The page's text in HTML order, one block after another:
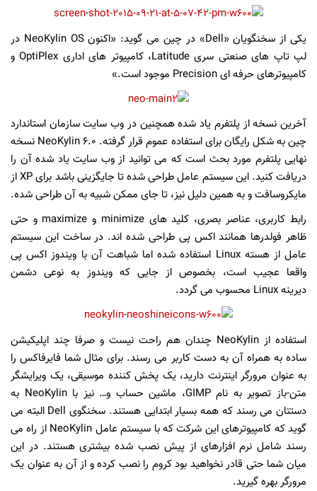
یکی از سخنگویان «Dell» در چین می گوید: «اکنون NeoKylin OS در
لپ تاپ های صنعتی سری Latitude، کامپیوتر های اداری OptiPlex و
کامپیوترهای حرفه ای Precision موجود است.»
آخرین نسخه از پلتفرم یاد شده همچنین در وب سایت سازمان استاندارد
چین به شکل رایگان برای استفاده عموم قرار گرفته. NeoKylin 6.0 نسخه
نهایی پلتفرم مورد بحث است که می توانید از وب سایت یاد شده آن را
دریافت کنید. این سیستم عامل طراحی شده تا جایگزینی باشد برای XP از
مایکروسافت و به همین دلیل نیز، تا جای ممکن شبیه به آن طراحی شده.
رابط کاربری، عناصر بصری، کلید های minimize و maximize و حتی
ظاهر فولدرها همانند اکس پی طراحی شده اند. در ساخت این سیستم
عامل از هسته Linux استفاده شده اما شباهت آن با ویندوز اکس پی
واقعا عجیب است، بخصوص از جایی که ویندوز به نوعی دشمن
دیرینه Linux محسوب می گردد.
استفاده از NeoKylin چندان هم راحت نیست و صرفا چند اپلیکیشن
ساده به همراه آن به دست کاربر می رسند. برای مثال شما فایرفاکس را
به عنوان مرورگر اینترنت دارید، یک پخش کننده موسیقی، یک ویرایشگر
متن-باز تصویر به نام GIMP، ماشین حساب و… نیز با NeoKylin به
دستتان می رسند که همه بسیار ابتدایی هستند. سخنگوی Dell البته می
گوید که کامپیوترهای این شرکت که با سیستم عامل NeoKylin از راه می
رسند شامل نرم افزارهای از پیش نصب شده بیشتری هستند. در این
میان شما حتی قادر نخواهید بود کروم را نصب کرده و از آن به عنوان یک
مرورگر بهره گیرید.